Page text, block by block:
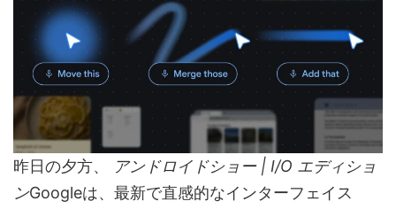
昨日の夕方、
アンドロイドショー | I/O エディショ
ンGoogleは、最新で直感的なインターフェイス